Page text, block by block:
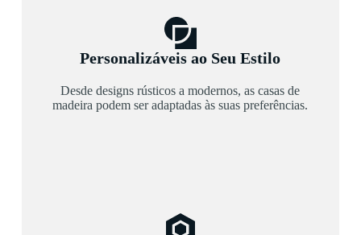
Personalizáveis ao Seu Estilo
Desde designs rústicos a modernos, as casas de
madeira podem ser adaptadas às suas preferências.